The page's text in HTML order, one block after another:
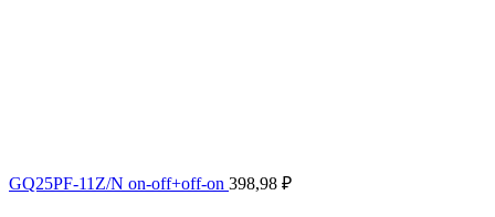
GQ25PF-11Z/N on-off+off-on 398,98 ₽